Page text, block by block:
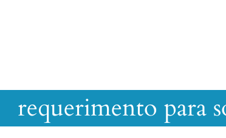
requerimento para